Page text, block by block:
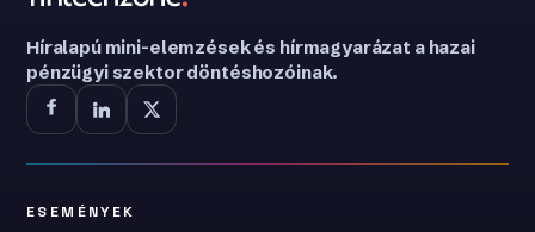
Híralapú mini-elemzések és hírmagyarázat a hazai
pénzügyi szektor döntéshozóinak.
ESEMÉNYEK